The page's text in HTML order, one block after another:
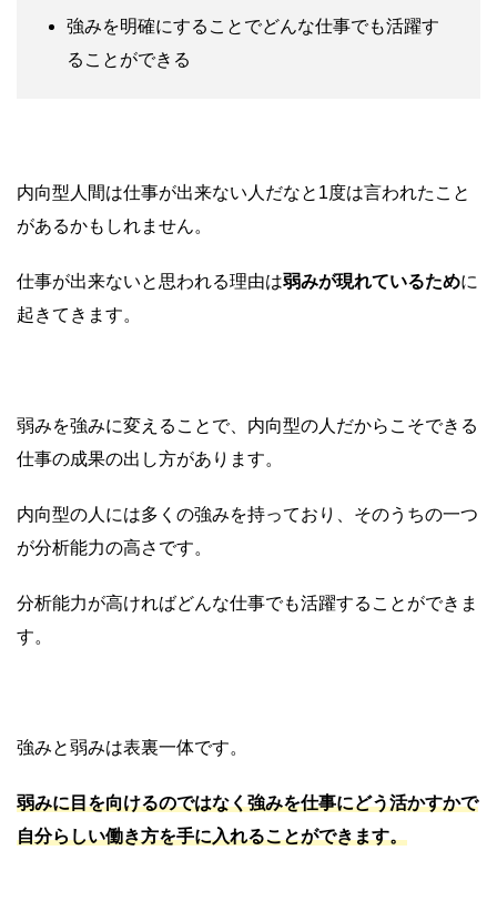
強みを明確にすることでどんな仕事でも活躍す
ることができる
内向型人間は仕事が出来ない人だなと1度は言われたこと
があるかもしれません。
仕事が出来ないと思われる理由は弱みが現れているために
起きてきます。
弱みを強みに変えることで、内向型の人だからこそできる
仕事の成果の出し方があります。
内向型の人には多くの強みを持っており、そのうちの一つ
が分析能力の高さです。
分析能力が高ければどんな仕事でも活躍することができま
す。
強みと弱みは表裏一体です。
弱みに目を向けるのではなく強みを仕事にどう活かすかで
自分らしい働き方を手に入れることができます。